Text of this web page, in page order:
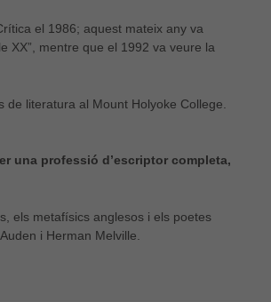
el 1986; aquest mateix any va
XX”, mentre que el 1992 va veure la
de literatura al Mount Holyoke College.
una professió d’escriptor completa,
els metafísics anglesos i els poetes
i Herman Melville.Necessàries